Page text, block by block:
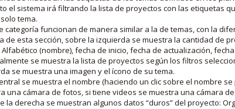
el sistema irá filtrando la lista de proyectos con las etiquetas
tema.
categoría funcionan de manera similar a la de temas, con la
de esta sección, sobre la izquierda se muestra la cantidad de
(nombre), fecha de inicio, fecha de actualización,
se muestra la lista de proyectos según los filtros
se muestra una imagen y el ícono de su tema.
se muestra el nombre (haciendo un clic sobre el nombre
una cámara de fotos, si tiene videos se muestra una cámara
la derecha se muestran algunos datos “duros” del proyecto: